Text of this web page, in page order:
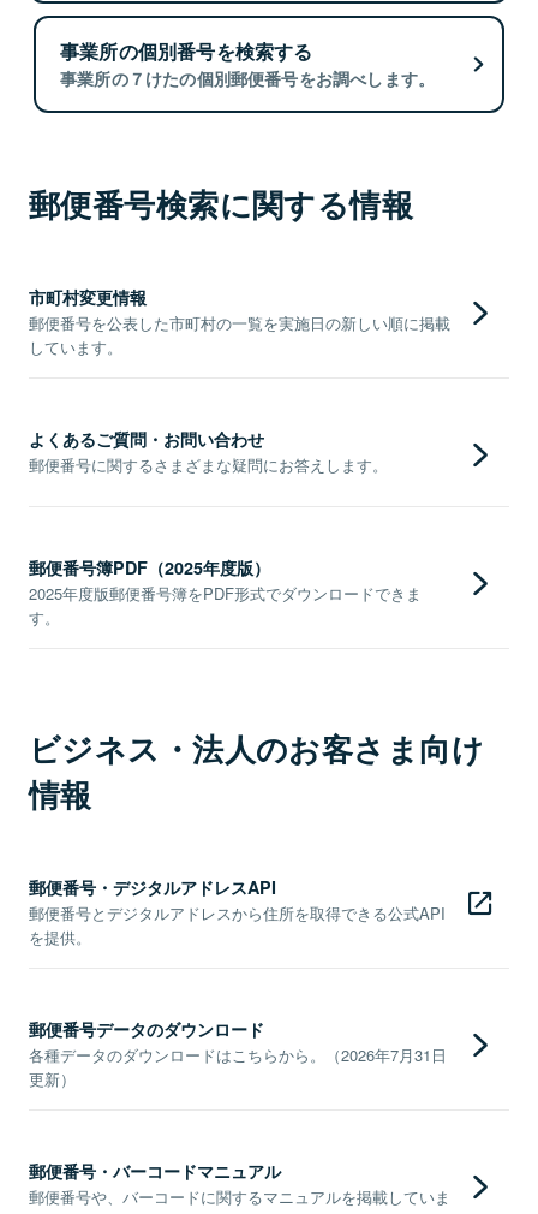
事業所の個別番号を検索する
事業所の７けたの個別郵便番号をお調べします。
郵便番号検索に関する情報
市町村変更情報
郵便番号を公表した市町村の一覧を実施日の新しい順に掲載
しています。
よくあるご質問・お問い合わせ
郵便番号に関するさまざまな疑問にお答えします。
郵便番号簿PDF（2025年度版）
2025年度版郵便番号簿をPDF形式でダウンロードできま
す。
ビジネス・法人のお客さま向け
情報
郵便番号・デジタルアドレスAPI
郵便番号とデジタルアドレスから住所を取得できる公式API
を提供。
郵便番号データのダウンロード
各種データのダウンロードはこちらから。（2026年7月31日
更新）
郵便番号・バーコードマニュアル
郵便番号や、バーコードに関するマニュアルを掲載していま